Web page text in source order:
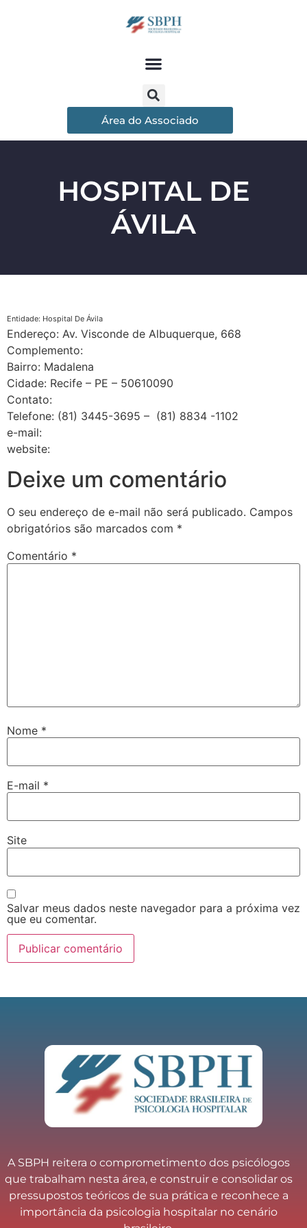
Área do Associado
HOSPITAL DE
ÁVILA
Entidade: Hospital De Ávila
Endereço: Av. Visconde de Albuquerque, 668
Complemento:
Bairro: Madalena
Cidade: Recife – PE – 50610090
Contato:
Telefone: (81) 3445-3695 – (81) 8834 -1102
e-mail:
website:
Deixe um comentário
O seu endereço de e-mail não será publicado. Campos
obrigatórios são marcados com *
Comentário *
Nome *
E-mail *
Site
Salvar meus dados neste navegador para a próxima vez
que eu comentar.
A SBPH reitera o comprometimento dos psicólogos
que trabalham nesta área, e construir e consolidar os
pressupostos teóricos de sua prática e reconhece a
importância da psicologia hospitalar no cenário